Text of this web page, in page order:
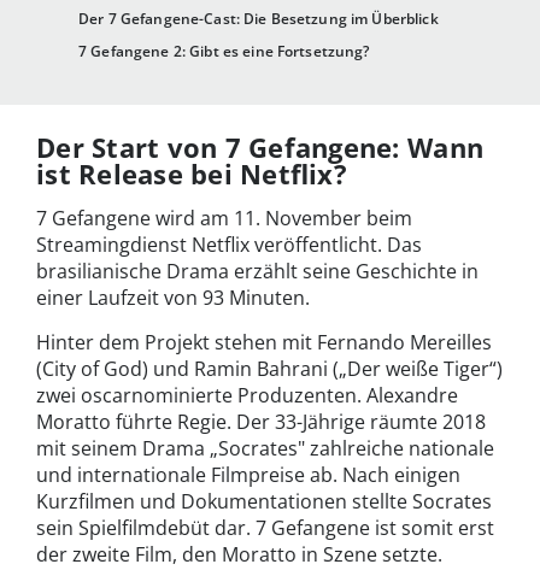
Der 7 Gefangene-Cast: Die Besetzung im Überblick
7 Gefangene 2: Gibt es eine Fortsetzung?
Der Start von 7 Gefangene: Wann
ist Release bei Netflix?
7 Gefangene wird am 11. November beim
Streamingdienst Netflix veröffentlicht. Das
brasilianische Drama erzählt seine Geschichte in
einer Laufzeit von 93 Minuten.
Hinter dem Projekt stehen mit Fernando Mereilles
(City of God) und Ramin Bahrani („Der weiße Tiger“)
zwei oscarnominierte Produzenten. Alexandre
Moratto führte Regie. Der 33-Jährige räumte 2018
mit seinem Drama „Socrates" zahlreiche nationale
und internationale Filmpreise ab. Nach einigen
Kurzfilmen und Dokumentationen stellte Socrates
sein Spielfilmdebüt dar. 7 Gefangene ist somit erst
der zweite Film, den Moratto in Szene setzte.